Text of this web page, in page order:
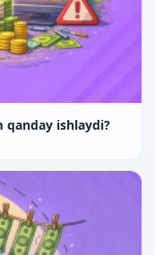
qanday ishlaydi?